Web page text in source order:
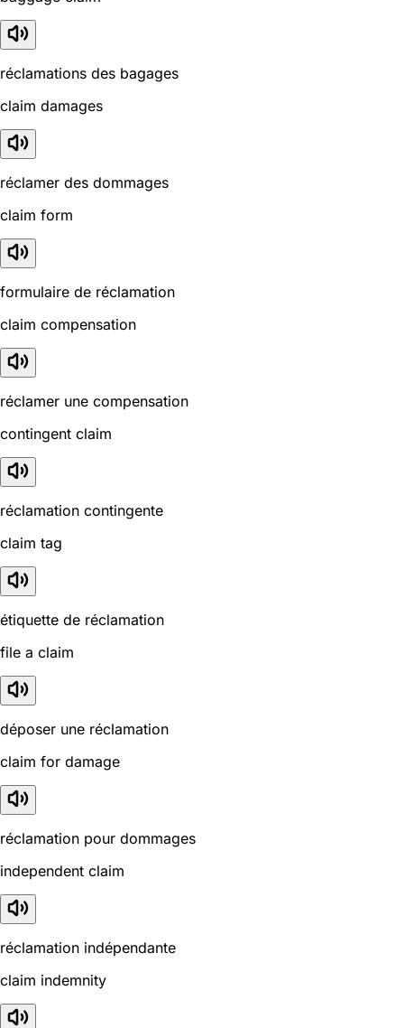
réclamations des bagages
claim damages
réclamer des dommages
claim form
formulaire de réclamation
claim compensation
réclamer une compensation
contingent claim
réclamation contingente
claim tag
étiquette de réclamation
file a claim
déposer une réclamation
claim for damage
réclamation pour dommages
independent claim
réclamation indépendante
claim indemnity